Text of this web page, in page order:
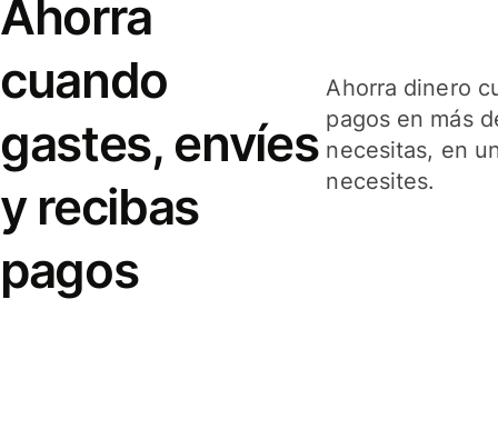
Ahorra
cuando
gastes, envíes
y recibas
pagos
Ahorra dinero
pagos en más
necesitas, en
necesites.